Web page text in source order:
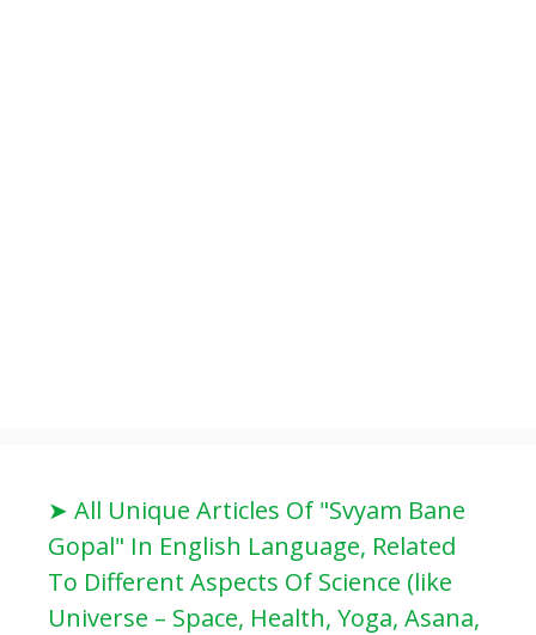
➤ All Unique Articles Of "Svyam Bane
Gopal" In English Language, Related
To Different Aspects Of Science (like
Universe – Space, Health, Yoga, Asana,